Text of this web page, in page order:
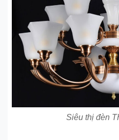
Siêu thị đèn